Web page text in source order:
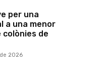
per una
a una menor
colònies de
2026